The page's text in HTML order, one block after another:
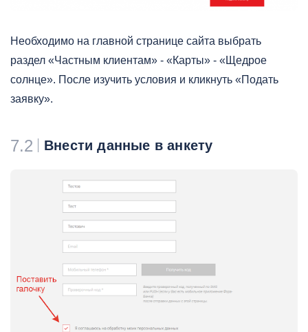
Необходимо на главной странице сайта выбрать
раздел «Частным клиентам» - «Карты» - «Щедрое
солнце». После изучить условия и кликнуть «Подать
заявку».
7.2 Внести данные в анкету